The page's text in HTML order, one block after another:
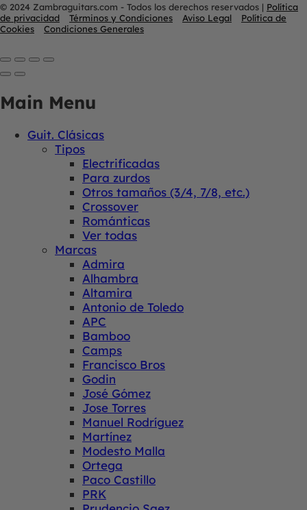
© 2024 Zambraguitars.com - Todos los derechos reservados | Política
de privacidad
Términos y Condiciones Aviso Legal
Política de
Cookies
Condiciones Generales
Main Menu
Guit. Clásicas
Tipos
Electrificadas
Para zurdos
Otros tamaños (3/4, 7/8, etc.)
Crossover
Románticas
Ver todas
Marcas
Admira
Alhambra
Altamira
Antonio de Toledo
APC
Bamboo
Camps
Francisco Bros
Godin
José Gómez
Jose Torres
Manuel Rodríguez
Martínez
Modesto Malla
Ortega
Paco Castillo
PRK